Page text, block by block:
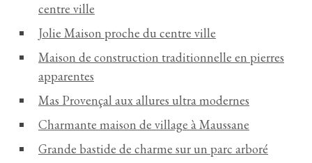
centre ville
Jolie Maison proche du centre ville
Maison de construction traditionnelle en pierres
apparentes
Mas Provençal aux allures ultra modernes
Charmante maison de village à Maussane
Grande bastide de charme sur un parc arboré